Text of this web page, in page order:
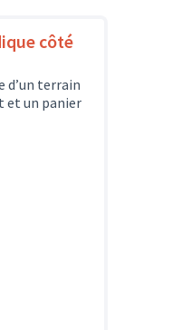
côté
d’un terrain
et un panier